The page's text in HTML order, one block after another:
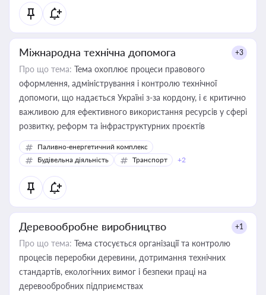
Міжнародна технічна допомога +3
Про що тема: Тема охоплює процеси правового
оформлення, адміністрування і контролю технічної
допомоги, що надається Україні з-за кордону, і є критично
важливою для ефективного використання ресурсів у сфері
розвитку, реформ та інфраструктурних проєктів
Паливно-енергетичний комплекс
Будівельна діяльність
Транспорт +2
Деревообробне виробництво +1
Про що тема: Тема стосується організації та контролю
процесів переробки деревини, дотримання технічних
стандартів, екологічних вимог і безпеки праці на
деревообробних підприємствах